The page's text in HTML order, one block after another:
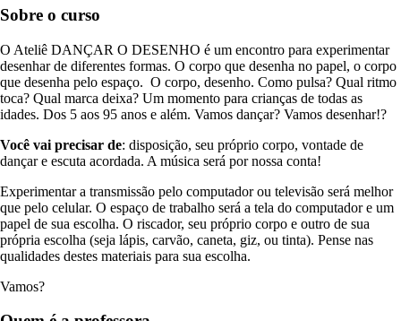
Sobre o curso
O Ateliê DANÇAR O DESENHO é um encontro para experimentar
desenhar de diferentes formas. O corpo que desenha no papel, o corpo
que desenha pelo espaço. O corpo, desenho. Como pulsa? Qual ritmo
toca? Qual marca deixa? Um momento para crianças de todas as
idades. Dos 5 aos 95 anos e além. Vamos dançar? Vamos desenhar!?
Você vai precisar de: disposição, seu próprio corpo, vontade de
dançar e escuta acordada. A música será por nossa conta!
Experimentar a transmissão pelo computador ou televisão será melhor
que pelo celular. O espaço de trabalho será a tela do computador e um
papel de sua escolha. O riscador, seu próprio corpo e outro de sua
própria escolha (seja lápis, carvão, caneta, giz, ou tinta). Pense nas
qualidades destes materiais para sua escolha.
Vamos?